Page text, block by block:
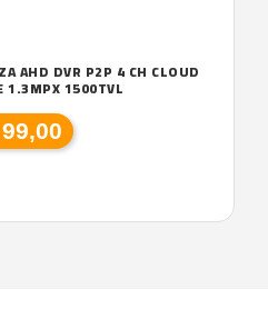
AHD DVR P2P 4 CH CLOUD
1.3MPX 1500TVL